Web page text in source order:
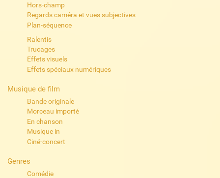
Hors-champ
Regards caméra et vues subjectives
Plan-séquence
Ralentis
Trucages
Effets visuels
Effets spéciaux numériques
Musique de film
Bande originale
Morceau importé
En chanson
Musique in
Ciné-concert
Genres
Comédie